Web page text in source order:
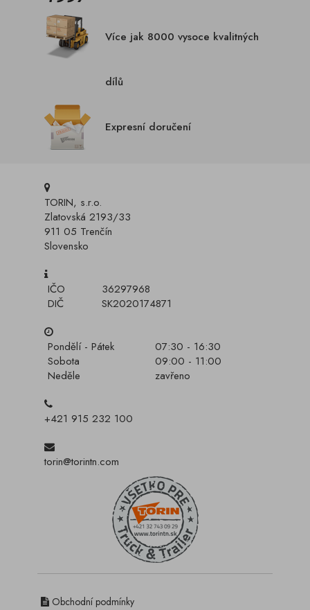
Více jak 8000 vysoce kvalitných
dílů
Expresní doručení
TORIN, s.r.o.
Zlatovská 2193/33
911 05 Trenčín
Slovensko
IČO
36297968
DIČ
SK2020174871
Pondělí - Pátek
07:30 - 16:30
Sobota
09:00 - 11:00
Neděle
zavřeno
+421 915 232 100
torin@torintn.com
Obchodní podmínky